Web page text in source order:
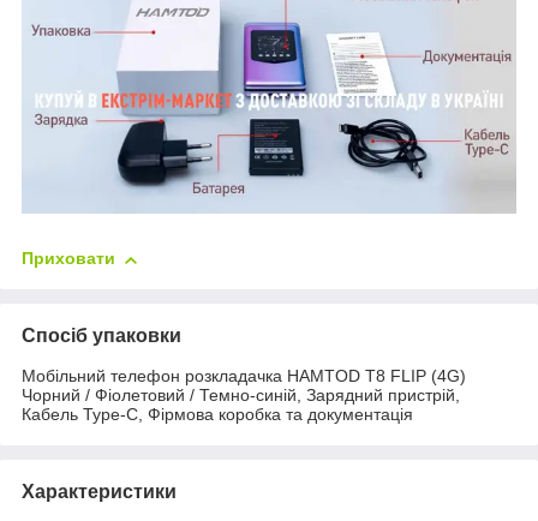
Приховати
Спосіб упаковки
Мобільний телефон розкладачка HAMTOD T8 FLIP (4G)
Чорний / Фіолетовий / Темно-синій, Зарядний пристрій,
Кабель Type-C, Фірмова коробка та документація
Характеристики